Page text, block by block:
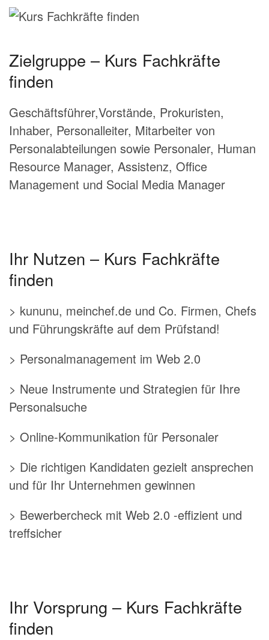
Zielgruppe – Kurs Fachkräfte
finden
Geschäftsführer,Vorstände, Prokuristen,
Inhaber, Personalleiter, Mitarbeiter von
Personalabteilungen sowie Personaler, Human
Resource Manager, Assistenz, Office
Management und Social Media Manager
Ihr Nutzen – Kurs Fachkräfte
finden
> kununu, meinchef.de und Co. Firmen, Chefs
und Führungskräfte auf dem Prüfstand!
> Personalmanagement im Web 2.0
> Neue Instrumente und Strategien für Ihre
Personalsuche
> Online-Kommunikation für Personaler
> Die richtigen Kandidaten gezielt ansprechen
und für Ihr Unternehmen gewinnen
> Bewerbercheck mit Web 2.0 -effizient und
treffsicher
Ihr Vorsprung – Kurs Fachkräfte
finden